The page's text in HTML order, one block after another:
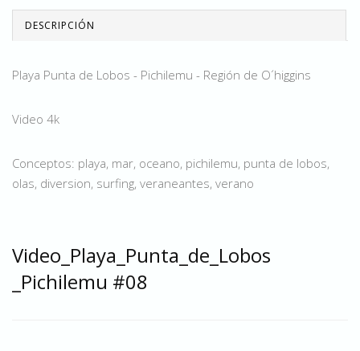
DESCRIPCIÓN
Playa Punta de Lobos - Pichilemu - Región de O´higgins
Video 4k
Conceptos: playa, mar, oceano, pichilemu, punta de lobos,
olas, diversion, surfing, veraneantes, verano
Video_Playa_Punta_de_Lobos
_Pichilemu #08